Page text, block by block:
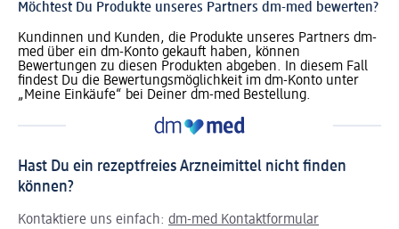
Möchtest Du Produkte unseres Partners dm-med bewerten?
Kundinnen und Kunden, die Produkte unseres Partners dm-
med über ein dm-Konto gekauft haben, können
Bewertungen zu diesen Produkten abgeben. In diesem Fall
findest Du die Bewertungsmöglichkeit im dm-Konto unter
„Meine Einkäufe“ bei Deiner dm-med Bestellung.
Hast Du ein rezeptfreies Arzneimittel nicht finden
können?
Kontaktiere uns einfach: dm-med Kontaktformular